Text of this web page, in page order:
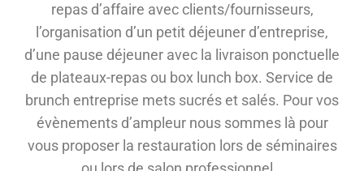
repas d’affaire avec clients/fournisseurs,
l’organisation d’un petit déjeuner d’entreprise,
d’une pause déjeuner avec la livraison ponctuelle
de plateaux-repas ou box lunch box. Service de
brunch entreprise mets sucrés et salés. Pour vos
évènements d’ampleur nous sommes là pour
vous proposer la restauration lors de séminaires